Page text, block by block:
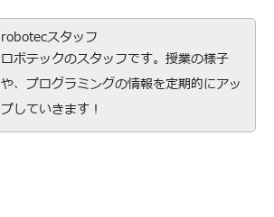
robotecスタッフ
ロボテックのスタッフです。授業の様子
や、プログラミングの情報を定期的にアッ
プしていきます！